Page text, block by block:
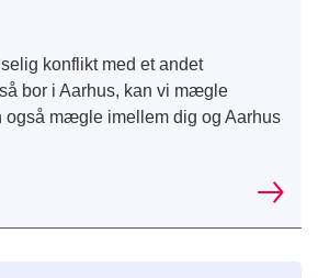
konflikt med et andet
bor i Aarhus, kan vi mægle
også mægle imellem dig og Aarhus